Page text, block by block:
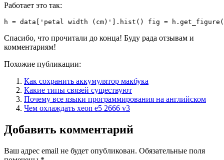
Работает это так:
h = data['petal width (cm)'].hist() fig =
Спасибо, что прочитали до конца! Буду рада отзывам и
комментариям!
Похожие публикации:
Как сохранить аккумулятор макбука
Какие типы связей существуют
Почему все языки программирования на английском
Чем охлаждать xeon e5 2666 v3
Добавить комментарий
Ваш адрес email не будет опубликован. Обязательные поля